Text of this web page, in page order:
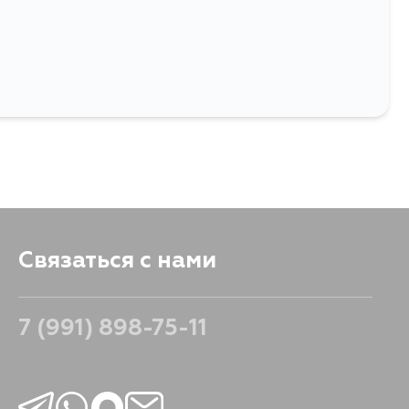
Связаться с нами
7 (991) 898-75-11